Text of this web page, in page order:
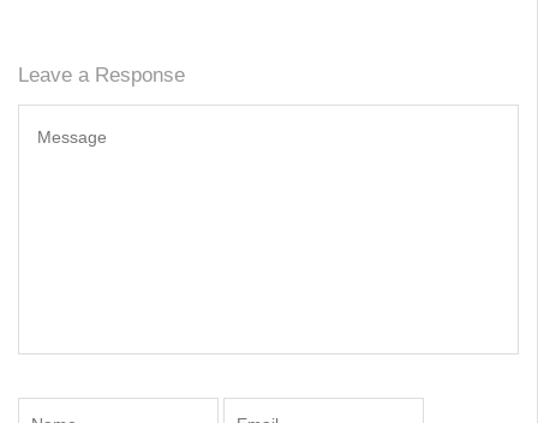
Leave a Response